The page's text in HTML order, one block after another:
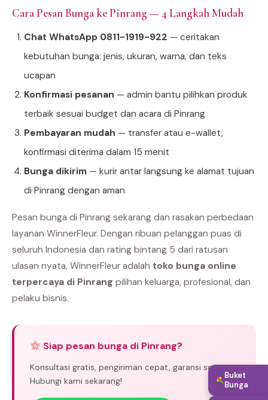
Cara Pesan Bunga ke Pinrang — 4 Langkah Mudah
Chat WhatsApp 0811-1919-922 — ceritakan
kebutuhan bunga: jenis, ukuran, warna, dan teks
ucapan
Konfirmasi pesanan — admin bantu pilihkan produk
terbaik sesuai budget dan acara di Pinrang
Pembayaran mudah — transfer atau e-wallet,
konfirmasi diterima dalam 15 menit
Bunga dikirim — kurir antar langsung ke alamat tujuan
di Pinrang dengan aman
Pesan bunga di Pinrang sekarang dan rasakan perbedaan
layanan WinnerFleur. Dengan ribuan pelanggan puas di
seluruh Indonesia dan rating bintang 5 dari ratusan
ulasan nyata, WinnerFleur adalah toko bunga online
terpercaya di Pinrang pilihan keluarga, profesional, dan
pelaku bisnis.
Siap pesan bunga di Pinrang?
Konsultasi gratis, pengiriman cepat, garansi segar.
Hubungi kami sekarang!
Buket
Bunga